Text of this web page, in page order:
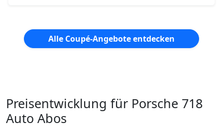
Alle Coupé-Angebote entdecken
Preisentwicklung für Porsche 718
Auto Abos